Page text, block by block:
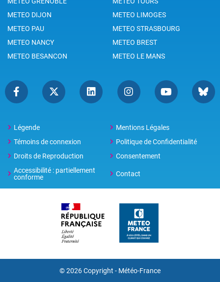
METEO DIJON
METEO LIMOGES
METEO PAU
METEO STRASBOURG
METEO NANCY
METEO BREST
METEO BESANCON
METEO LE MANS
Légende
Mentions Légales
Témoins de connexion
Politique de Confidentialité
Droits de Reproduction
Consentement
Accessibilité : partiellement
conforme
Contact
© 2026 Copyright - Météo-France